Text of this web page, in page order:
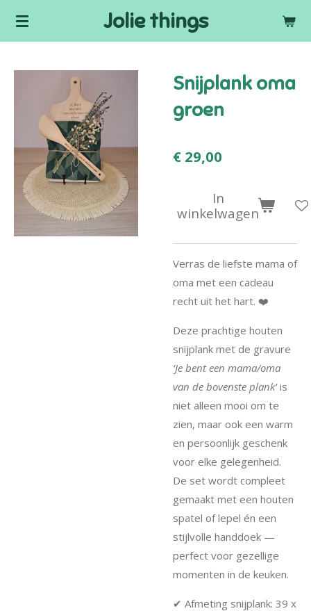
Ga
de
Jolie things
Snijplank oma
groen
€ 29,00
In
winkelwagen
Verras de liefste mama of
oma met een cadeau
recht uit het hart. ❤️
Deze prachtige houten
snijplank met de gravure
‘Je bent een mama/oma
van de bovenste plank’is
niet alleen mooi om te
zien, maar ook een warm
en persoonlijk geschenk
voor elke gelegenheid.
De set wordt compleet
gemaakt met een houten
spatel of lepel én een
stijlvolle handdoek —
perfect voor gezellige
momenten in de keuken.
✔ Afmeting snijplank: 39 x